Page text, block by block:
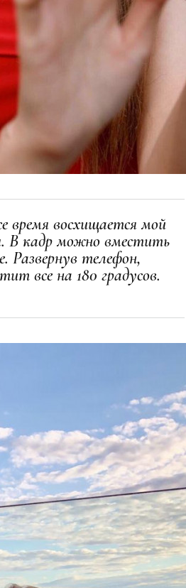
время восхищается мой
В кадр можно вместить
Развернув телефон,
все на 180 градусов.